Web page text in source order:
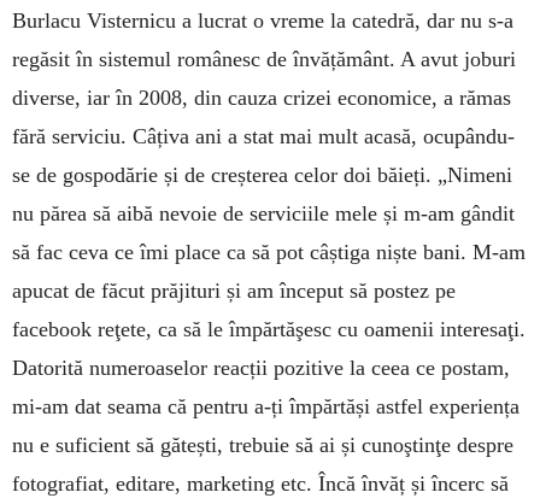
Burlacu Visternicu a lucrat o vreme la catedră, dar nu s-a
regăsit în sistemul românesc de învățământ. A avut joburi
diverse, iar în 2008, din cauza crizei economice, a rămas
fără serviciu. Câțiva ani a stat mai mult acasă, ocupându-
se de gospodărie și de creșterea celor doi băieți. „Nimeni
nu părea să aibă nevoie de serviciile mele și m-am gândit
să fac ceva ce îmi place ca să pot câștiga niște bani. M-am
apucat de făcut prăjituri și am început să postez pe
facebook reţete, ca să le împărtăşesc cu oamenii interesaţi.
Datorită numeroaselor reacții pozitive la ceea ce postam,
mi-am dat seama că pentru a-ți împărtăși astfel experiența
nu e suficient să gătești, trebuie să ai și cunoştinţe despre
fotografiat, editare, marketing etc. Încă învăț și încerc să